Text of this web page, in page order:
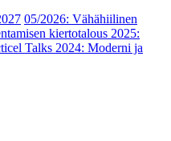
05/2026: Vähähiilinen
kiertotalous 2025:
Talks 2024: Moderni ja